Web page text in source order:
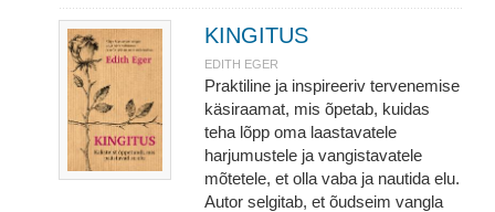
KINGITUS
EDITH EGER
Praktiline ja inspireeriv tervenemise
käsiraamat, mis õpetab, kuidas
teha lõpp oma laastavatele
harjumustele ja vangistavatele
mõtetele, et olla vaba ja nautida elu.
Autor selgitab, et õudseim vangla